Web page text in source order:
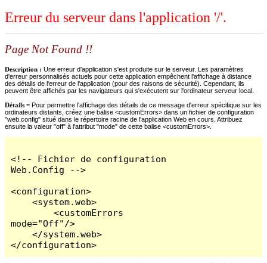
Erreur du serveur dans l'application '/'.
Page Not Found !!
Description : Une erreur d'application s'est produite sur le serveur. Les paramètres
d'erreur personnalisés actuels pour cette application empêchent l'affichage à distance
des détails de l'erreur de l'application (pour des raisons de sécurité). Cependant, ils
peuvent être affichés par les navigateurs qui s'exécutent sur l'ordinateur serveur local.
Détails = Pour permettre l'affichage des détails de ce message d'erreur spécifique sur les
ordinateurs distants, créez une balise <customErrors> dans un fichier de configuration
"web.config" situé dans le répertoire racine de l'application Web en cours. Attribuez
ensuite la valeur "off" à l'attribut "mode" de cette balise <customErrors>.
<!-- Fichier de configuration
Web.Config -->
<configuration>
    <system.web>
        <customErrors
mode="Off"/>
    </system.web>
</configuration>